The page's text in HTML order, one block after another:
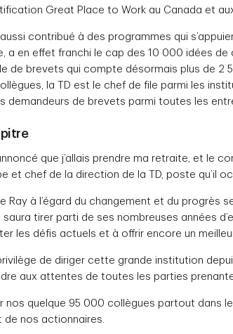
Great Place to Work au Canada et
contribué à des programmes qui
a en effet franchi le cap des 10 000 idées
de brevets qui compte désormais plus de 2
la TD est le chef de file parmi les
demandeurs de brevets parmi toutes les
que j’allais prendre ma retraite, et le
et chef de la direction de la TD, poste qu’il
Ray à l’égard du changement et du
saura tirer parti de ses nombreuses années
les défis actuels et à offrir encore un
de diriger cette grande institution
aux attentes de toutes les parties
nos quelque 95 000 collègues partout dans
nos actionnaires.